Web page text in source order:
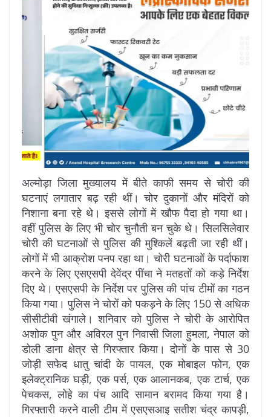
अल्मोड़ा जिला मुख्यालय में बीते काफी समय से चोरी की
घटनाएं लगातार बढ़ रही थीं। चोर दुकानों और मंदिरों को
निशाना बना रहे थे। इससे लोगों में खौफ पैदा हो गया था।
वहीं पुलिस के लिए भी चोर चुनौती बन चुके थे। सिलसिलेवार
चोरी की घटनाओं से पुलिस की मुश्किलें बढ़ती जा रही थीं।
लोगों में भी आक्रोश पनप रहा था। चोरी घटनाओं के पर्दाफाश
करने के लिए एसएसपी देवेंद्र पींचा ने मतहतों को कड़े निर्देश
दिए थे। एसएसपी के निर्देश पर पुलिस की पांच टीमों का गठन
किया गया। पुलिस ने चोरों को पकड़ने के लिए 150 से अधिक
सीसीटीवी खंगाले। शनिवार को पुलिस ने चोरी के आरोपित
अशोक पुन और अविरल पुन निवासी जिला हुमला, नेपाल को
डोली डाना क्षेत्र से गिरफ्तार किया। दोनों के पास से 30
जोड़ी सफेद धातु चांदी के पायल, एक मोबाइल फोन, एक
इलेक्ट्रानिक घड़ी, एक पर्स, एक आलानकब, एक टार्च, एक
पेचकस, लोहे का पंच आदि सामान बरामद किया गया है।
गिरफ्तारी करने वाली टीम में एसएसआइ सतीश चंद्र कापड़ी,